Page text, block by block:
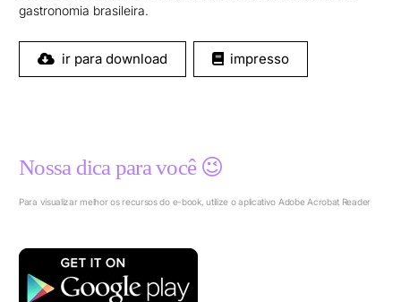
gastronomia brasileira.
ir para download impresso
Nossa dica para você 😉
Para visualizar melhor os recursos do e-book, utilize o aplicativo Adobe Acrobat Reader